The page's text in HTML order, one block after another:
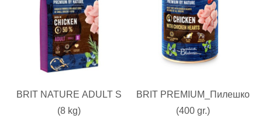
BRIT NATURE ADULT S
(8 kg)
ВО КОШНИЧКА
Додај во желби
Додај за споредба
BRIT PREMIUM_Пилешко
(400 gr.)
Додај во желби
Додај за споредба